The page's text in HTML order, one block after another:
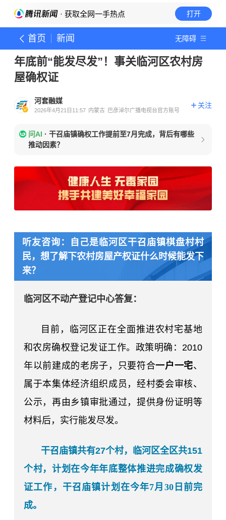
· 获取全网一手热点 打开
首页 新闻 无障碍
年底前“能发尽发”！事关临河区农村房
屋确权证
河套融媒
2026年4月21日11:57 内蒙古 巴彦淖尔广播电视台官方账号
关注
问AI · 干召庙镇确权工作提前至7月完成，背后有哪些
推动因素？
听友咨询：
自己是临河区干召庙镇棋盘村村
民，想了解下农村房屋产权证什么时候能发下
来？
临河区不动产登记中心答复：
目前， 临河区正在全面推进农村宅基地
和农房确权登记发证工作。政策明确： 2010
年以前建成的老房子，只要符合一户一宅、
属于本集体经济组织成员，经村委会审核、
公示，再由乡镇审批通过，提供身份证明等
材料后，实行能发尽发。
干召庙镇共有27个村，临河区全区共151
个村，计划在今年年底整体推进完成确权发
证工作 ， 干召庙镇计划在今年7月30日前完
成。